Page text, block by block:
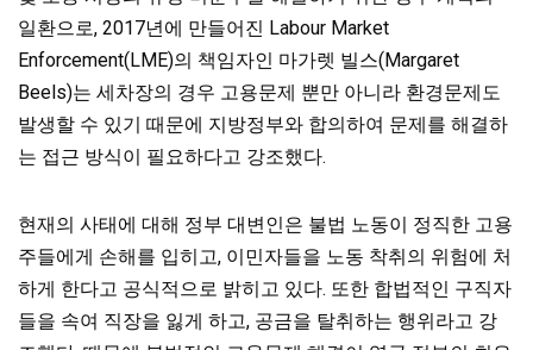
일환으로, 2017년에 만들어진 Labour Market
Enforcement(LME)의 책임자인 마가렛 빌스(Margaret
Beels)는 세차장의 경우 고용문제 뿐만 아니라 환경문제도
발생할 수 있기 때문에 지방정부와 합의하여 문제를 해결하
는 접근 방식이 필요하다고 강조했다.
현재의 사태에 대해 정부 대변인은 불법 노동이 정직한 고용
주들에게 손해를 입히고, 이민자들을 노동 착취의 위험에 처
하게 한다고 공식적으로 밝히고 있다. 또한 합법적인 구직자
들을 속여 직장을 잃게 하고, 공금을 탈취하는 행위라고 강